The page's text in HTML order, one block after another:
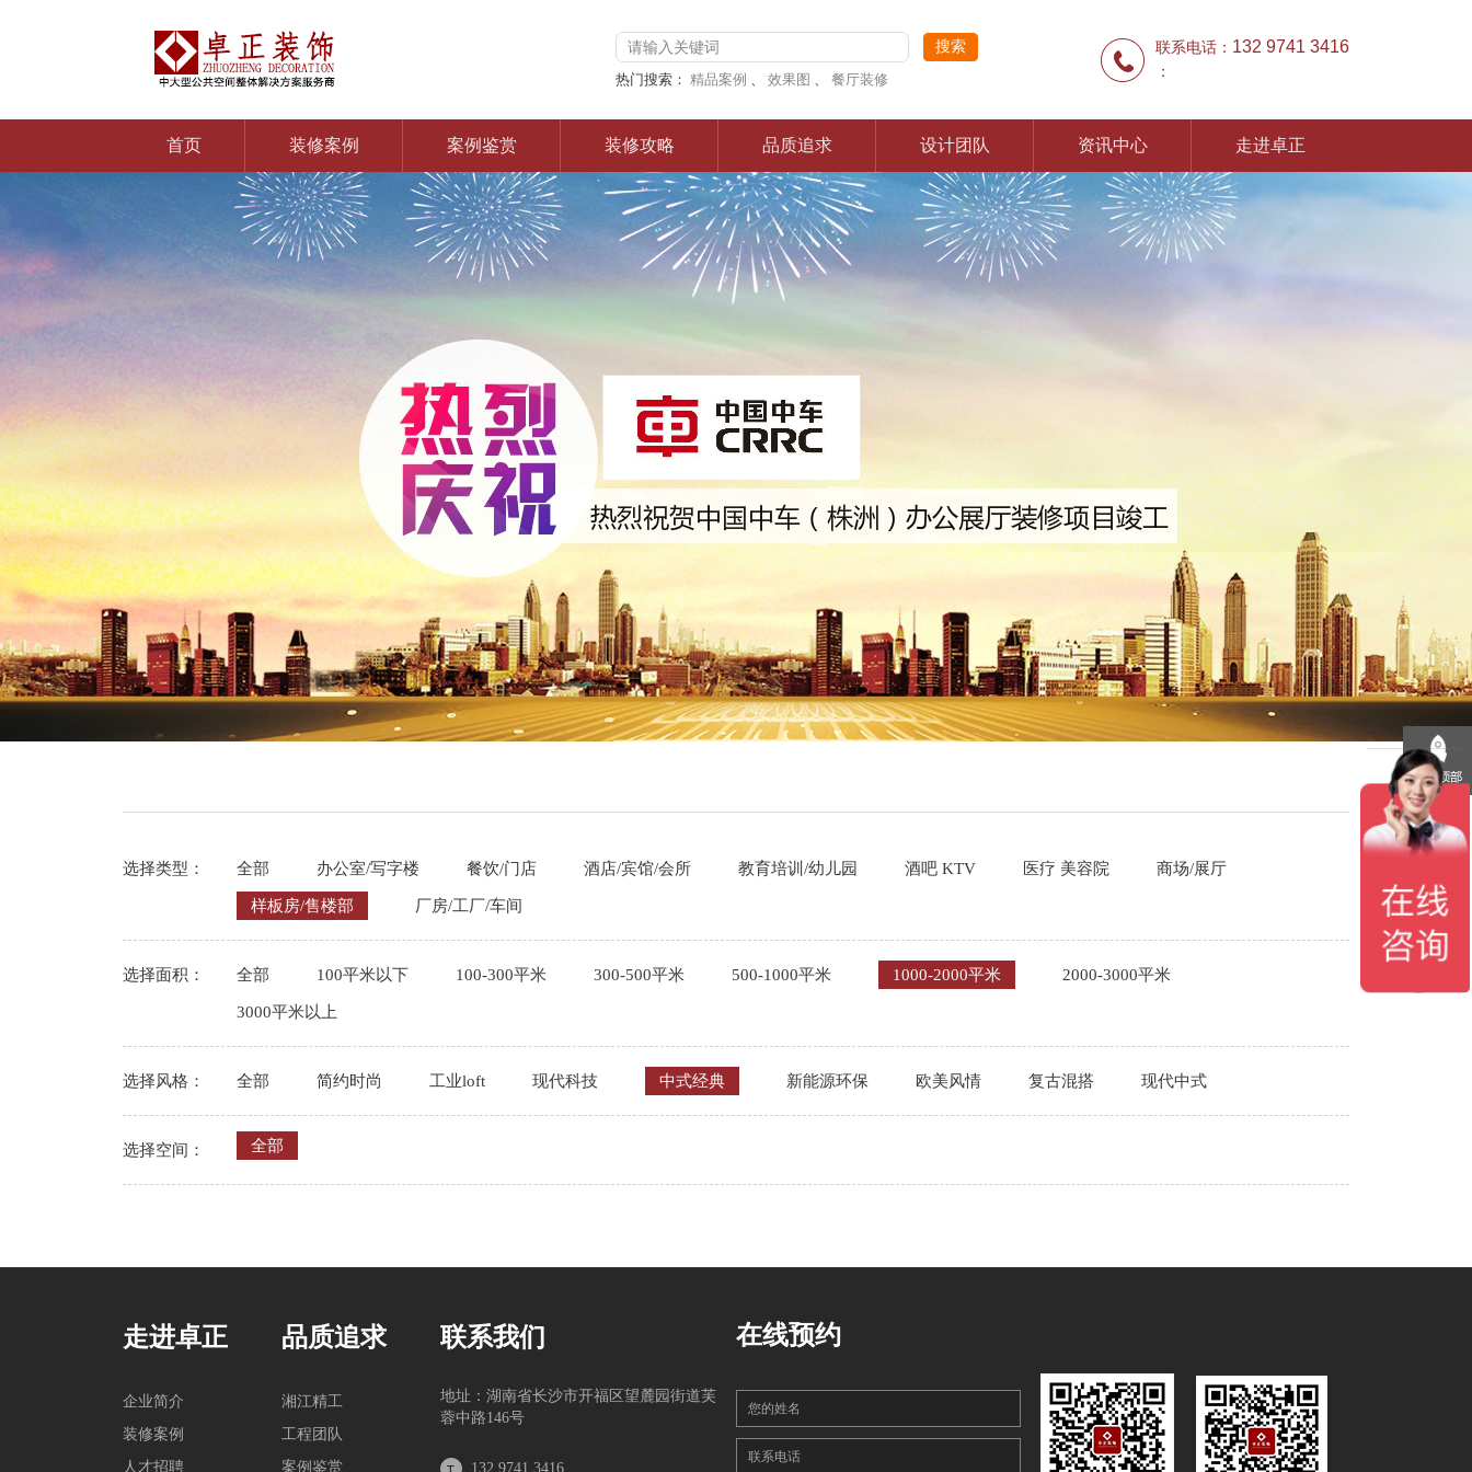
热门搜索： 精品案例 、 效果图 、 餐厅装修
联系电话： 132 9741 3416
：
首页 装修案例 案例鉴赏 装修攻略 品质追求 设计团队 资讯中心 走进卓正
选择类型： 全部 办公室/写字楼 餐饮/门店 酒店/宾馆/会所 教育培训/幼儿园 酒吧 KTV 医疗 美容院 商场/展厅
样板房/售楼部 厂房/工厂/车间
选择面积： 全部 100平米以下 100-300平米 300-500平米 500-1000平米 1000-2000平米 2000-3000平米
3000平米以上
选择风格： 全部 简约时尚 工业loft 现代科技 中式经典 新能源环保 欧美风情 复古混搭 现代中式
选择空间： 全部
走进卓正
企业简介
装修案例
人才招聘
品质追求
湘江精工
工程团队
案例鉴赏
联系我们
地址：湖南省长沙市开福区望麓园街道芙
蓉中路146号
132 9741 3416
在线预约
您的姓名
联系电话